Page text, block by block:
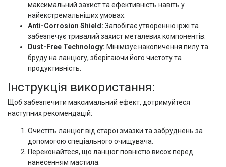
максимальний захист та ефективність навіть у
найекстремальніших умовах.
Anti-Corrosion Shield: Запобігає утворенню іржі та
забезпечує тривалий захист металевих компонентів.
Dust-Free Technology: Мінімізує накопичення пилу та
бруду на ланцюгу, зберігаючи його чистоту та
продуктивність.
Інструкція використання:
Щоб забезпечити максимальний ефект, дотримуйтеся
наступних рекомендацій:
Очистіть ланцюг від старої змазки та забруднень за
допомогою спеціального очищувача.
Переконайтеся, що ланцюг повністю висох перед
нанесенням мастила.